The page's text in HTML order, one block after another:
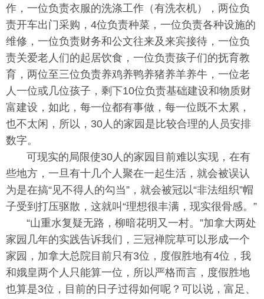
作，一位负责衣服的洗涤工作（有洗衣机），两位负
责开车出门采购，4位负责种菜，一位负责各种设施的
维修，一位负责财务和公文往来及来宾接待，一位负
责关爱老人们的起居饮食，一位负责孩子们的抚育教
育，两位至三位负责养鸡养鸭养猪养羊养牛，一位老
人一位或几位孩子，剩下10位负责基础建设和物质财
富建设，如此，每一位都有事做，每一位既不太累，
也不太闲，所以，30人的家园是比较合理的人员安排
数字。
可现实的局限使30人的家园目前难以实现，在有
些地方，一旦有十几个人聚在一起生活，就会被误认
为是在搞“见不得人的勾当”，就会被冠以“非法组织”帽
子受到打压驱散，这就叫“理想很丰满，现实很骨感。”
“山重水复疑无路，柳暗花明又一村。”加拿大两处
家园几年的实践告诉我们，三冠禅院草可以形成一个
家园，加拿大总院目前只有3位，度假胜地有4位，我
和娥皇两个人只能算一位，所以严格而言，度假胜地
也算是3位，目前的日子过得如何呢？可以说，富足、